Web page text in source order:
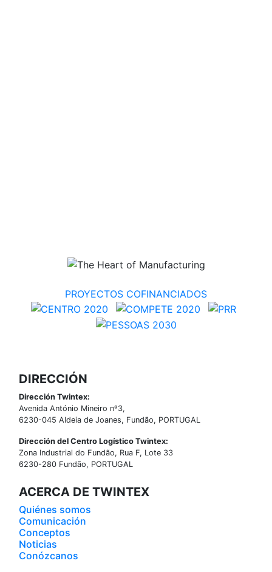
PROYECTOS COFINANCIADOS
DIRECCIÓN
Dirección Twintex:
Avenida António Mineiro nº3,
6230-045 Aldeia de Joanes, Fundão, PORTUGAL
Dirección del Centro Logístico Twintex:
Zona Industrial do Fundão, Rua F, Lote 33
6230-280 Fundão, PORTUGAL
ACERCA DE TWINTEX
Quiénes somos
Comunicación
Conceptos
Noticias
Conózcanos